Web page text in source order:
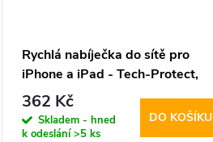
Rychlá nabíječka do sítě pro
iPhone a iPad - Tech-Protect,
NC20W + Lightning kabel
362 Kč
Skladem - hned
k odeslání>5 ks
DO KOŠÍKU